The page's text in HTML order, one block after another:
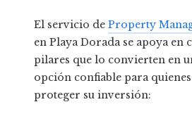
El servicio de Property
en Playa Dorada se apoya en
pilares que lo convierten en
opción confiable para quienes
proteger su inversión: